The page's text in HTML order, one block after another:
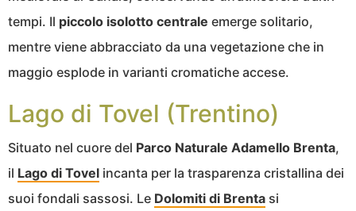
tempi. Il piccolo isolotto centrale emerge solitario,
mentre viene abbracciato da una vegetazione che in
maggio esplode in varianti cromatiche accese.
Lago di Tovel (Trentino)
Situato nel cuore del Parco Naturale Adamello Brenta,
il Lago di Tovel incanta per la trasparenza cristallina dei
suoi fondali sassosi. Le Dolomiti di Brenta si